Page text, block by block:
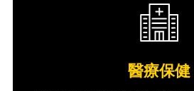
醫療保健